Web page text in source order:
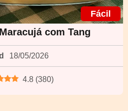
Fácil
com Tang
18/05/2026
4.8 (380)